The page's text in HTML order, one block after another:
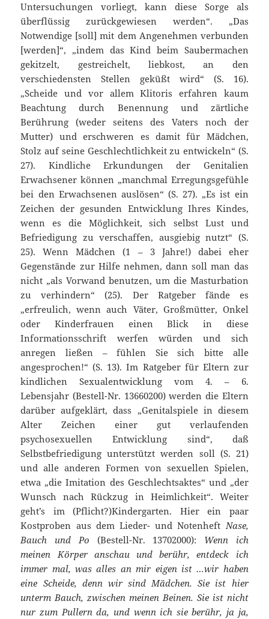
Untersuchungen vorliegt, kann diese Sorge als
überflüssig zurückgewiesen werden“. „Das
Notwendige [soll] mit dem Angenehmen verbunden
[werden]“, „indem das Kind beim Saubermachen
gekitzelt, gestreichelt, liebkost, an den
verschiedensten Stellen geküßt wird“ (S. 16).
„Scheide und vor allem Klitoris erfahren kaum
Beachtung durch Benennung und zärtliche
Berührung (weder seitens des Vaters noch der
Mutter) und erschweren es damit für Mädchen,
Stolz auf seine Geschlechtlichkeit zu entwickeln“ (S.
27). Kindliche Erkundungen der Genitalien
Erwachsener können „manchmal Erregungsgefühle
bei den Erwachsenen auslösen“ (S. 27). „Es ist ein
Zeichen der gesunden Entwicklung Ihres Kindes,
wenn es die Möglichkeit, sich selbst Lust und
Befriedigung zu verschaffen, ausgiebig nutzt“ (S.
25). Wenn Mädchen (1 – 3 Jahre!) dabei eher
Gegenstände zur Hilfe nehmen, dann soll man das
nicht „als Vorwand benutzen, um die Masturbation
zu verhindern“ (25). Der Ratgeber fände es
„erfreulich, wenn auch Väter, Großmütter, Onkel
oder Kinderfrauen einen Blick in diese
Informationsschrift werfen würden und sich
anregen ließen – fühlen Sie sich bitte alle
angesprochen!“ (S. 13). Im Ratgeber für Eltern zur
kindlichen Sexualentwicklung vom 4. – 6.
Lebensjahr (Bestell-Nr. 13660200) werden die Eltern
darüber aufgeklärt, dass „Genitalspiele in diesem
Alter Zeichen einer gut verlaufenden
psychosexuellen Entwicklung sind“, daß
Selbstbefriedigung unterstützt werden soll (S. 21)
und alle anderen Formen von sexuellen Spielen,
etwa „die Imitation des Geschlechtsaktes“ und „der
Wunsch nach Rückzug in Heimlichkeit“. Weiter
geht’s im (Pflicht?)Kindergarten. Hier ein paar
Kostproben aus dem Lieder- und NotenheftNase,
Bauch und Po (Bestell-Nr. 13702000): Wenn ich
meinen Körper anschau und berühr, entdeck ich
immer mal, was alles an mir eigen ist …wir haben
eine Scheide, denn wir sind Mädchen. Sie ist hier
unterm Bauch, zwischen meinen Beinen. Sie ist nicht
nur zum Pullern da, und wenn ich sie berühr, ja ja,